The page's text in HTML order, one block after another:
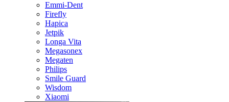
Emmi-Dent
Firefly
Hapica
Jetpik
Longa Vita
Megasonex
Megaten
Philips
Smile Guard
Wisdom
Xiaomi